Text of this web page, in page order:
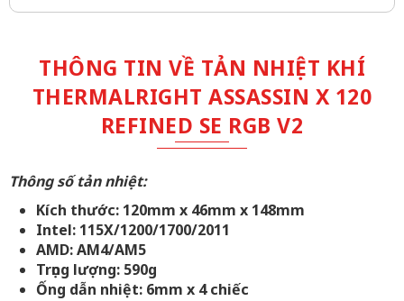
THÔNG TIN VỀ TẢN NHIỆT KHÍ
THERMALRIGHT ASSASSIN X 120
REFINED SE RGB V2
Thông số tản nhiệt:
Kích thước: 120mm x 46mm x 148mm
Intel: 115X/1200/1700/2011
AMD: AM4/AM5
Trọng lượng: 590g
Ống dẫn nhiệt: 6mm x 4 chiếc